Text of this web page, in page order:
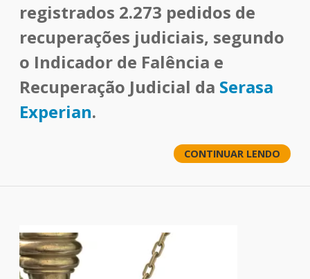
registrados 2.273 pedidos de
recuperações judiciais, segundo
o Indicador de Falência e
Recuperação Judicial da Serasa
Experian.
CONTINUAR LENDO